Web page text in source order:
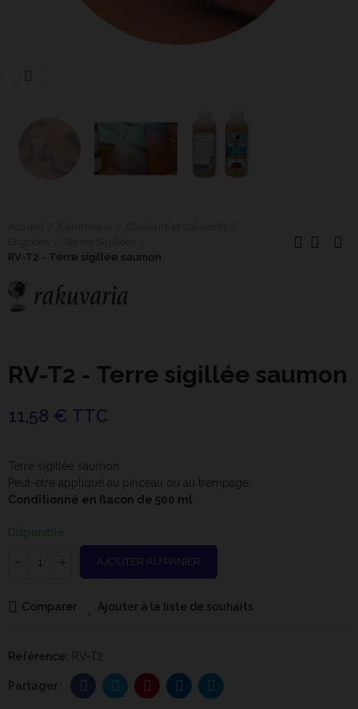
RV-T2 - Terre sigillée saumon
RV-T2 - Terre sigillée saumon
11,58 € TTC
Terre sigillée saumon.
Peut-être appliqué au pinceau ou au trempage.
Conditionné en flacon de 500 ml
Disponible
AJOUTER AU PANIER
Comparer Ajouter à la liste de souhaits
Reférence: RV-T2